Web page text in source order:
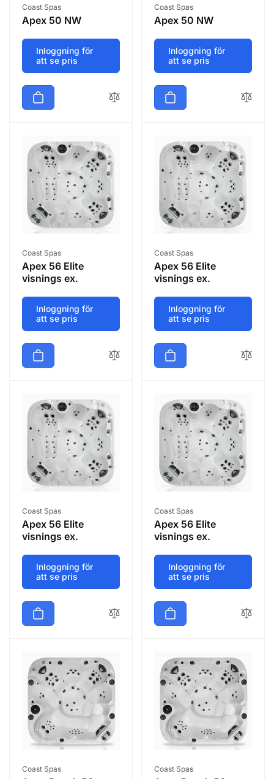
Säljare:
Coast Spas
Apex 50 NW
Inloggning för
att se pris
Säljare:
Coast Spas
Apex 50 NW
Inloggning för
att se pris
Säljare:
Coast Spas
Apex 56 Elite
visnings ex.
Inloggning för
att se pris
Säljare:
Coast Spas
Apex 56 Elite
visnings ex.
Inloggning för
att se pris
Säljare:
Coast Spas
Apex 56 Elite
visnings ex.
Inloggning för
att se pris
Säljare:
Coast Spas
Apex 56 Elite
visnings ex.
Inloggning för
att se pris
Säljare:
Coast Spas Säljare:
Coast Spas